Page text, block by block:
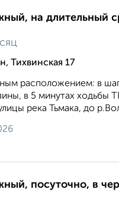
на длительный
Тихвинская 17
расположением: в
в 5 минутах ходьбы
река Тьмака, до
посуточно, в